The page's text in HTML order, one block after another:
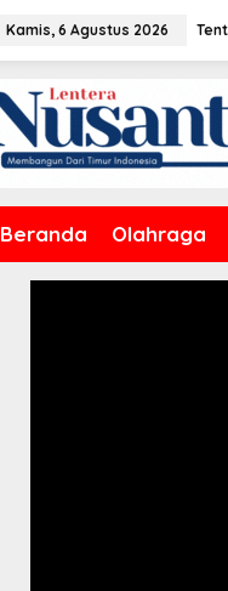
Kamis, 6 Agustus 2026
Beranda Olahraga